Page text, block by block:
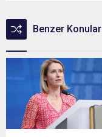
Benzer Konular